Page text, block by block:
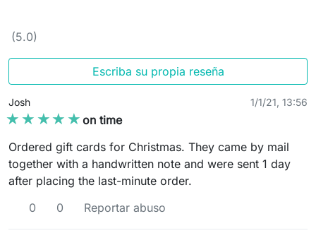
(5.0)
Escriba su propia reseña
Josh 1/1/21, 13:56
★★★★★
★★★★★ on time
Ordered gift cards for Christmas. They came by mail
together with a handwritten note and were sent 1 day
after placing the last-minute order.
0
0 Reportar abuso